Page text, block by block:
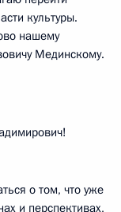
культуры.
нашему
Мединскому.
о том, что уже
и перспективах,